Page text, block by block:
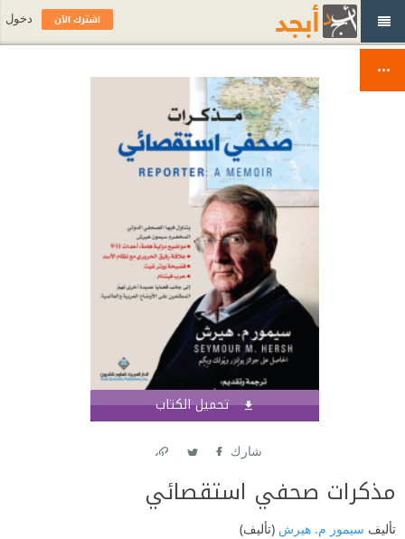
تحميل الكتاب
شارك
مذكرات صحفي استقصائي
تأليف سيمور م. هيرش (تأليف)
اشترك الآن دخول